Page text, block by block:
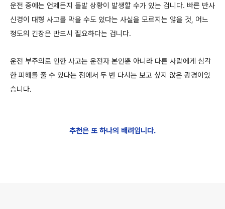
운전 중에는 언제든지 돌발 상황이 발생할 수가 있는 겁니다. 빠른 반사
신경이 대형 사고를 막을 수도 있다는 사실을 모르지는 않을 것, 어느
정도의 긴장은 반드시 필요하다는 겁니다.
운전 부주의로 인한 사고는 운전자 본인뿐 아니라 다른 사람에게 심각
한 피해를 줄 수 있다는 점에서 두 번 다시는 보고 싶지 않은 광경이었
습니다.
추천은 또 하나의 배려입니다.